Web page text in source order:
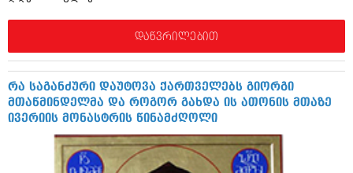
თემიდას სასწორი
კალეიდოსკოპი
ჰოროსკოპი და შეუცნობელი
კრიმინალი
რომანი და დეტექტივი
რომანი და დეტექტივი
სახალისო ამბები
შოუბიზნესი
დაიჯესტი
დაწვრილებით
რა საგანძური დაუტოვა ქართველებს გიორგი
მთაწმინდელმა და როგორ გახდა ის ათონის მთაზე
ივერიის მონასტრის წინამძღოლი